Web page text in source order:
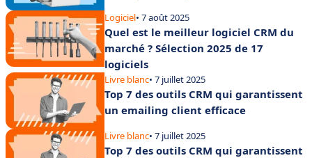
Logiciel• 7 août 2025
Quel est le meilleur logiciel CRM du
marché ? Sélection 2025 de 17
logiciels
Livre blanc• 7 juillet 2025
Top 7 des outils CRM qui garantissent
un emailing client efficace
Livre blanc• 7 juillet 2025
Top 7 des outils CRM qui garantissent